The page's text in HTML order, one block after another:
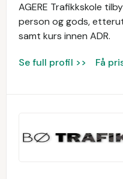
AGERE Trafikkskole
person og gods,
samt kurs innen ADR.
Se full profil >> Få